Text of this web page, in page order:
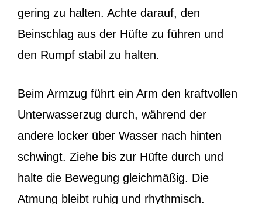
gering zu halten. Achte darauf, den
Beinschlag aus der Hüfte zu führen und
den Rumpf stabil zu halten.
Beim Armzug führt ein Arm den kraftvollen
Unterwasserzug durch, während der
andere locker über Wasser nach hinten
schwingt. Ziehe bis zur Hüfte durch und
halte die Bewegung gleichmäßig. Die
Atmung bleibt ruhig und rhythmisch.